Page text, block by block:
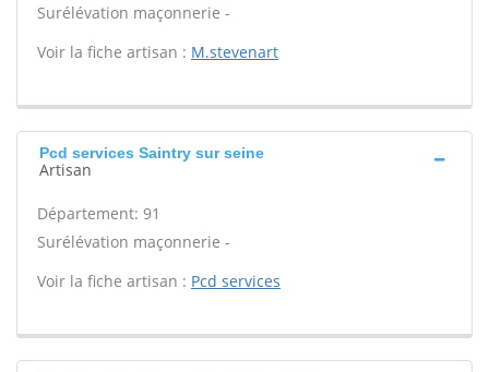
Surélévation maçonnerie -
Voir la fiche artisan : M.stevenart
Pcd services Saintry sur seine
Artisan
Département: 91
Surélévation maçonnerie -
Voir la fiche artisan : Pcd services